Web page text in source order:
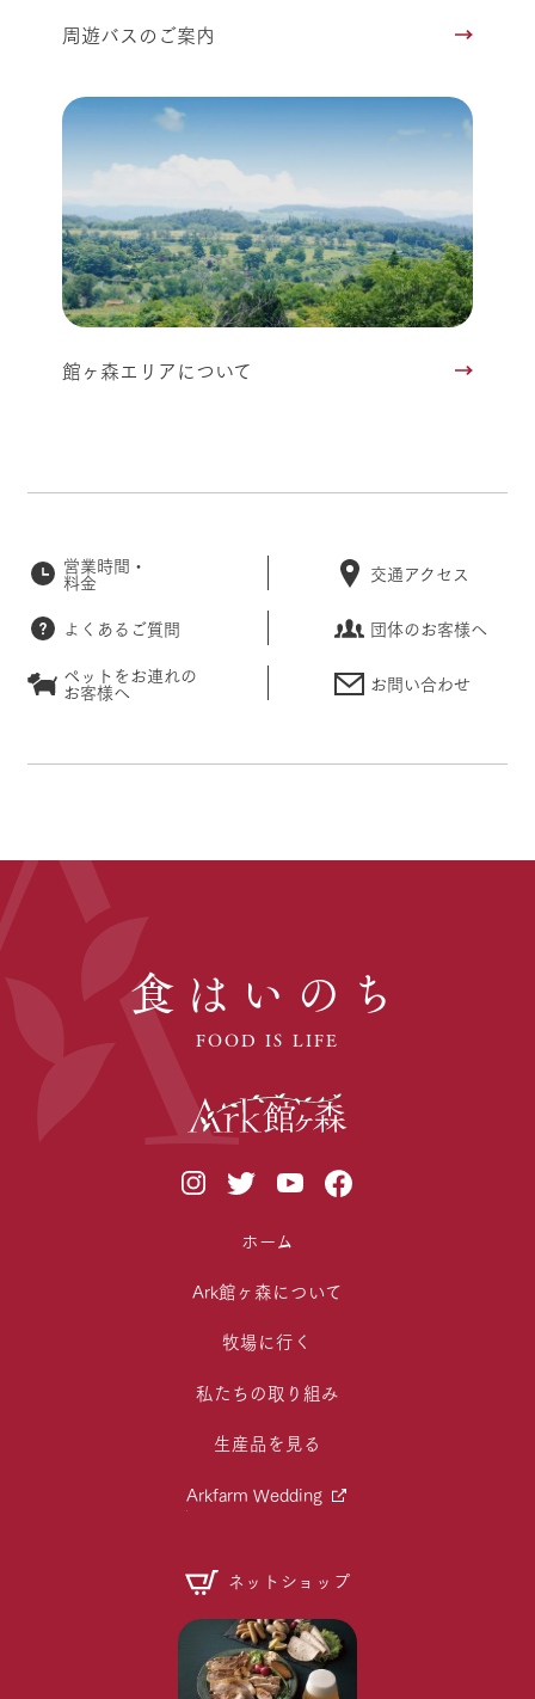
周遊バスのご案内
館ヶ森エリアについて
営業時間・
料金 交通アクセス
よくあるご質問
団体のお客様へ
ペットをお連れの
お客様へ お問い合わせ
食はいのち
FOOD IS LIFE
ホーム
Ark館ヶ森について
牧場に行く
私たちの取り組み
生産品を見る
Arkfarm Wedding
ネットショップ